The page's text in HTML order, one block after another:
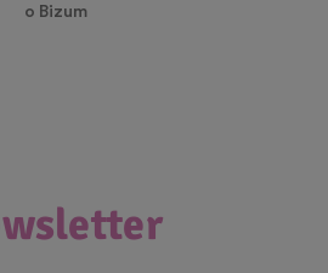
o Bizum